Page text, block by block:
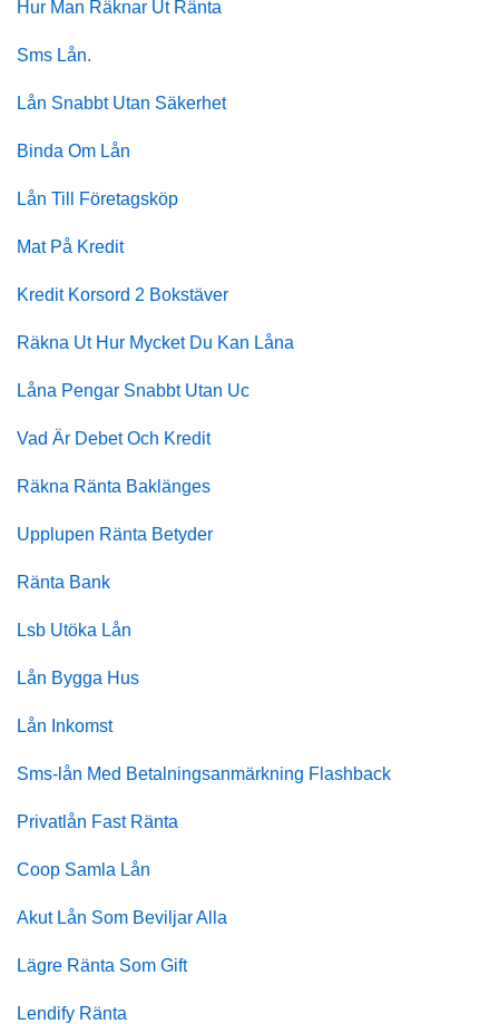
Hur Man Räknar Ut Ränta
Sms Lån.
Lån Snabbt Utan Säkerhet
Binda Om Lån
Lån Till Företagsköp
Mat På Kredit
Kredit Korsord 2 Bokstäver
Räkna Ut Hur Mycket Du Kan Låna
Låna Pengar Snabbt Utan Uc
Vad Är Debet Och Kredit
Räkna Ränta Baklänges
Upplupen Ränta Betyder
Ränta Bank
Lsb Utöka Lån
Lån Bygga Hus
Lån Inkomst
Sms-lån Med Betalningsanmärkning Flashback
Privatlån Fast Ränta
Coop Samla Lån
Akut Lån Som Beviljar Alla
Lägre Ränta Som Gift
Lendify Ränta